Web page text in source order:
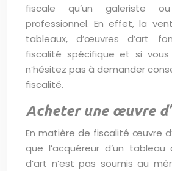
fiscale qu’un galeriste ou
professionnel. En effet, la
tableaux, d’œuvres d’art
fiscalité spécifique et si
n’hésitez pas à demander
fiscalité.
Acheter une œuvre
En matière de fiscalité œuvre
que l’acquéreur d’un
d’art n’est pas soumis au